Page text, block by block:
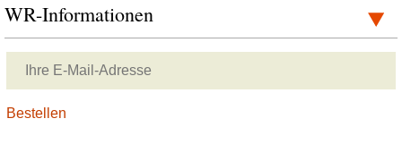
WR-Informationen